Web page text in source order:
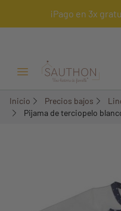
¡Pago en 3x
Menú Abrir/Cerrar
Inicio Precios bajos
Pijama de terciopelo